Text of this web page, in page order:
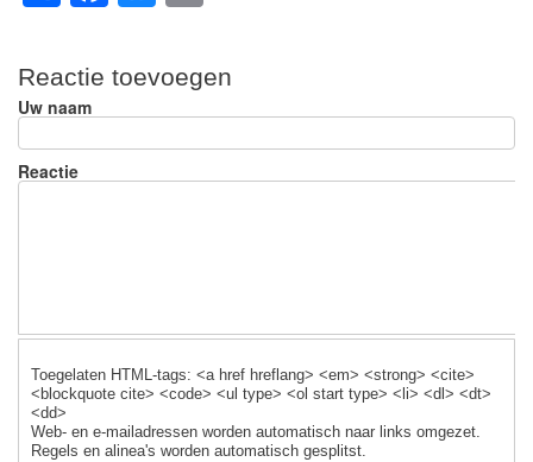
ar
e
c
e
o
sk
Reactie toevoegen
Uw naam
Reactie
Toegelaten HTML-tags: <a href hreflang> <em> <strong> <cite>
<blockquote cite> <code> <ul type> <ol start type> <li> <dl> <dt>
<dd>
Web- en e-mailadressen worden automatisch naar links omgezet.
Regels en alinea's worden automatisch gesplitst.